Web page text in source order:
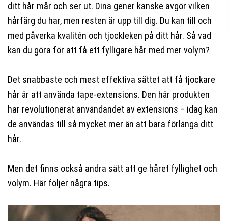
ditt hår mår och ser ut. Dina gener kanske avgör vilken
hårfärg du har, men resten är upp till dig. Du kan till och
med påverka kvalitén och tjockleken på ditt hår. Så vad
kan du göra för att få ett fylligare hår med mer volym?
Det snabbaste och mest effektiva sättet att få tjockare
hår är att använda tape-extensions. Den här produkten
har revolutionerat användandet av extensions – idag kan
de användas till så mycket mer än att bara förlänga ditt
hår.
Men det finns också andra sätt att ge håret fyllighet och
volym. Här följer några tips.